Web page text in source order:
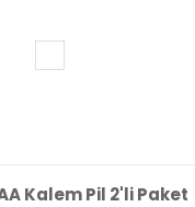
Kalem Pil 2'li Paket